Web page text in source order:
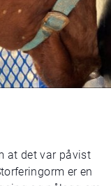
at det var påvist
er en